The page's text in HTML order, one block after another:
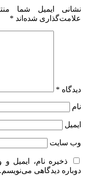
نشانی ایمیل شما
علامت‌گذاری شده‌اند *
دیدگاه *
نام
ایمیل
وب‌ سایت
ذخیره نام، ایمیل
دوباره دیدگاهی می‌نویسم.